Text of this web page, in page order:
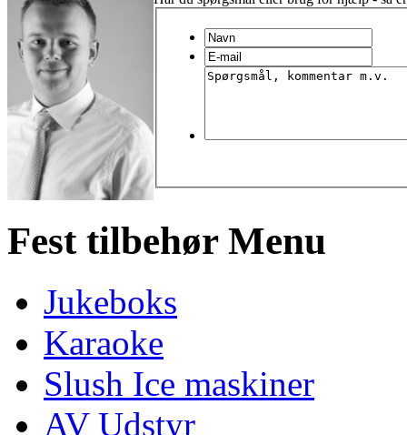
Fest tilbehør Menu
Jukeboks
Karaoke
Slush Ice maskiner
AV Udstyr